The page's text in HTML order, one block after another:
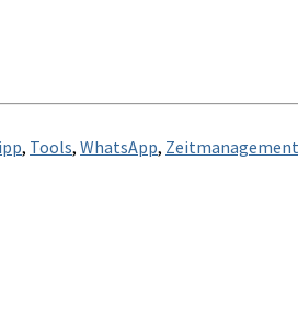
, Tools, WhatsApp, Zeitmanagement